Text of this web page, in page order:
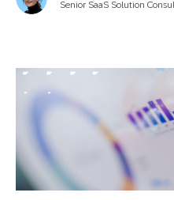
Senior SaaS Solution